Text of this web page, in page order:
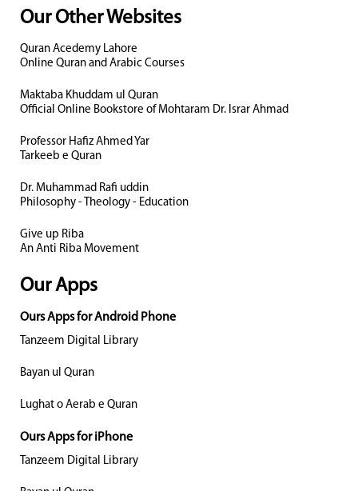
Our Other Websites
Quran Acedemy Lahore
Online Quran and Arabic Courses
Maktaba Khuddam ul Quran
Official Online Bookstore of Mohtaram Dr. Israr Ahmad
Professor Hafiz Ahmed Yar
Tarkeeb e Quran
Dr. Muhammad Rafi uddin
Philosophy - Theology - Education
Give up Riba
An Anti Riba Movement
Our Apps
Ours Apps for Android Phone
Tanzeem Digital Library
Bayan ul Quran
Lughat o Aerab e Quran
Ours Apps for iPhone
Tanzeem Digital Library